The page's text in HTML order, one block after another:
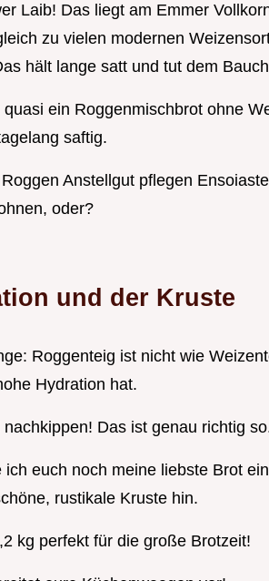
Laib! Das liegt am Emmer
zu vielen modernen
hält lange satt und tut dem
ein Roggenmischbrot ohne
saftig.
Anstellgut pflegen
oder?
und der Kruste
Roggenteig ist nicht wie
Hydration hat.
Das ist genau richtig
euch noch meine liebste Brot
rustikale Kruste hin.
kg perfekt für die große Brotzeit!